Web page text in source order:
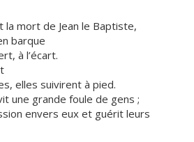
la mort de Jean le Baptiste,
barque
à l’écart.
elles suivirent à pied.
une grande foule de gens ;
envers eux et guérit leurs